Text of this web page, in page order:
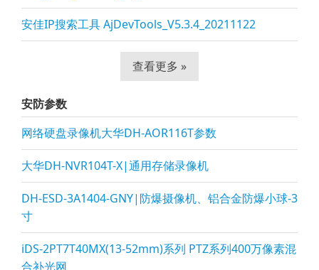
安佳IP搜索工具 AjDevTools_V5.3.4_20211122
查看更多 »
安防参数
网络硬盘录像机大华DH-AOR116T参数
大华DH-NVR104T-X|通用存储录像机
DH-ESD-3A1404-GNY|防爆摄像机、铝合金防爆小球-3
寸
iDS-2PT7T40MX(13-52mm)系列 PTZ系列400万像素混
合补光网